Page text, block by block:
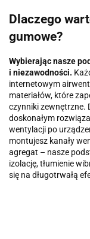
Dlaczego
gumowe?
Wybierając nasze
i niezawodności.
internetowym
materiałów, które
czynniki zewnętrzne.
doskonałym
wentylacji po
montujesz kanały
agregat – nasze
izolację, tłumienie
się na długotrwałą